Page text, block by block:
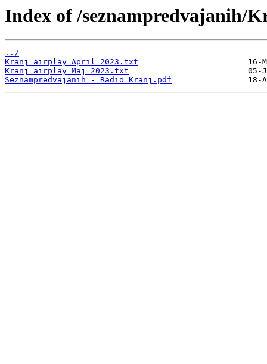
Index of /seznampredvajanih/
../
Kranj airplay April 2023.txt
Kranj airplay Maj 2023.txt
Seznampredvajanih - Radio Kranj.pdf